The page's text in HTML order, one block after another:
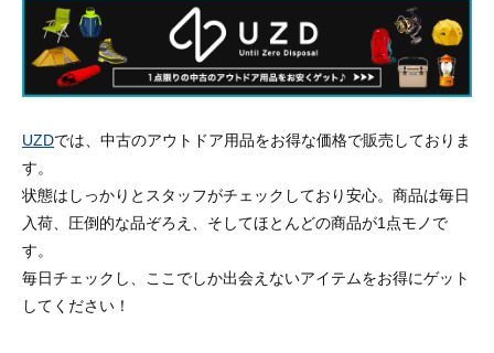
UZDでは、中古のアウトドア用品をお得な価格で販売しておりま
す。
状態はしっかりとスタッフがチェックしており安心。商品は毎日
入荷、圧倒的な品ぞろえ、そしてほとんどの商品が1点モノで
す。
毎日チェックし、ここでしか出会えないアイテムをお得にゲット
してください！